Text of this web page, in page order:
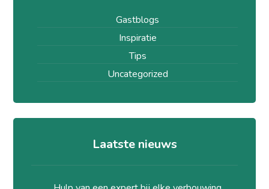
Gastblogs
Inspiratie
Tips
Uncategorized
Laatste nieuws